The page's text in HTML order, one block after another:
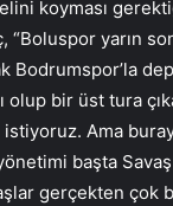
koyması
“Boluspor yarın
Bodrumspor’la
olup bir üst tura
istiyoruz. Ama
başta
gerçekten çok